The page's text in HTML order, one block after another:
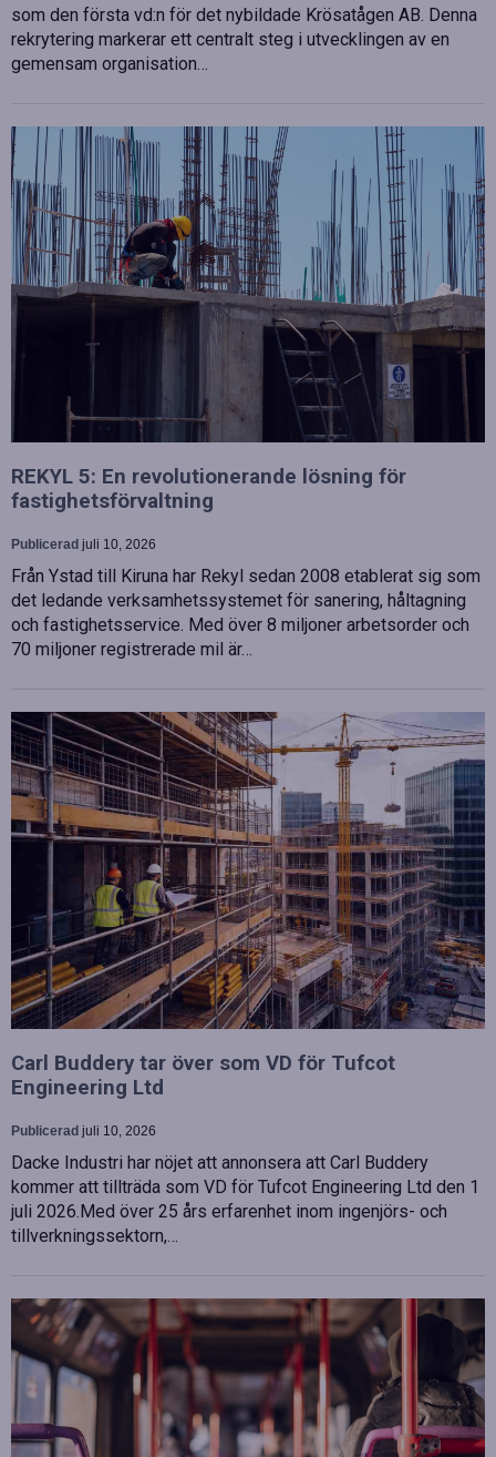
som den första vd:n för det nybildade Krösatågen AB. Denna
rekrytering markerar ett centralt steg i utvecklingen av en
gemensam organisation…
REKYL 5: En revolutionerande lösning för
fastighetsförvaltning
Publicerad juli 10, 2026
Från Ystad till Kiruna har Rekyl sedan 2008 etablerat sig som
det ledande verksamhetssystemet för sanering, håltagning
och fastighetsservice. Med över 8 miljoner arbetsorder och
70 miljoner registrerade mil är…
Carl Buddery tar över som VD för Tufcot
Engineering Ltd
Publicerad juli 10, 2026
Dacke Industri har nöjet att annonsera att Carl Buddery
kommer att tillträda som VD för Tufcot Engineering Ltd den 1
juli 2026.Med över 25 års erfarenhet inom ingenjörs- och
tillverkningssektorn,…